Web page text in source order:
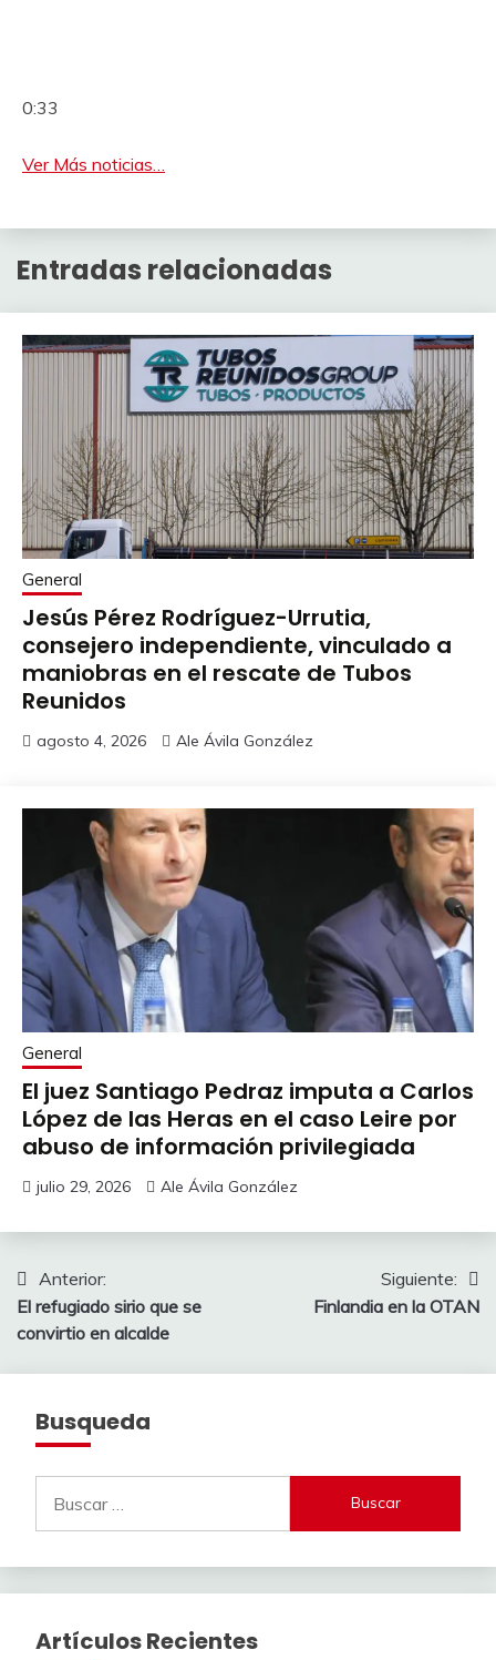
0:33
Ver Más noticias…
Entradas relacionadas
General
Jesús Pérez Rodríguez-Urrutia,
consejero independiente, vinculado a
maniobras en el rescate de Tubos
Reunidos
agosto 4, 2026 Ale Ávila González
General
El juez Santiago Pedraz imputa a Carlos
López de las Heras en el caso Leire por
abuso de información privilegiada
julio 29, 2026 Ale Ávila González
Navegación
de
Anterior:
El refugiado sirio que se
convirtio en alcalde
Siguiente:
Finlandia en la OTAN
Busqueda
Artículos Recientes